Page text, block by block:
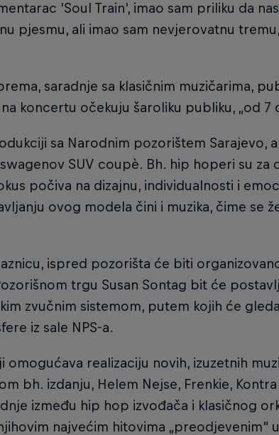
'Soul Train', imao sam priliku da
pjesmu, ali imao sam nevjerovatnu tremu,
saradnje sa klasičnim muzičarima,
koncertu očekuju šaroliku publiku, „od 7
sa Narodnim pozorištem Sarajevo, a
SUV coupè. Bh. hip hoperi su za
počiva na dizajnu, individualnosti i
ovog modela čini i muzika, čime se
ispred pozorišta će biti
trgu Susan Sontag bit će
zvučnim sistemom, putem kojih će
iz sale NPS-a.
realizaciju novih, izuzetnih
bh. izdanju, Helem Nejse, Frenkie, Kontra
između hip hop izvođača i klasičnog
najvećim hitovima „preodjevenim“ u